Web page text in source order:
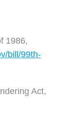
1986,
bill/99th-
Act,